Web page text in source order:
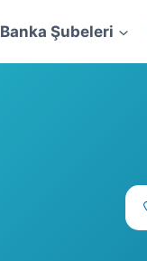
Banka Şubeleri